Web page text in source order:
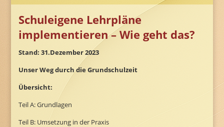
Schuleigene Lehrpläne
implementieren – Wie geht das?
Stand: 31.Dezember 2023
Unser Weg durch die Grundschulzeit
Übersicht:
Teil A: Grundlagen
Teil B: Umsetzung in der Praxis